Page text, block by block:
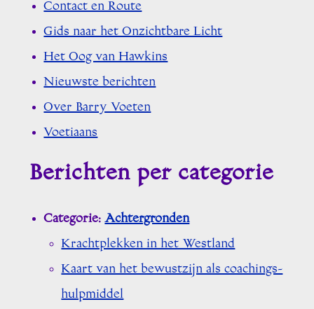
Contact en Route
Gids naar het Onzichtbare Licht
Het Oog van Hawkins
Nieuwste berichten
Over Barry Voeten
Voetiaans
Berichten per categorie
Categorie:Achtergronden
Krachtplekken in het Westland
Kaart van het bewustzijn als coachings-
hulpmiddel